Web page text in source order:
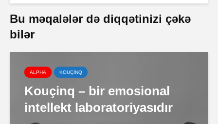
Bu məqalələr də diqqətinizi çəkə
bilər
ALPHA KOUÇİNQ
Kouçinq – bir emosional
intellekt laboratoriyasıdır